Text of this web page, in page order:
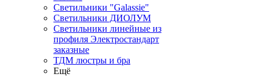
Светильники "Galassie"
Светильники ДИОЛУМ
Светильники линейные из
профиля Электростандарт
заказные
ТДМ люстры и бра
Ещё